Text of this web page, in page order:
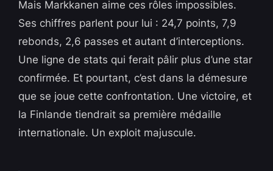
Mais Markkanen aime ces rôles impossibles.
Ses chiffres parlent pour lui : 24,7 points, 7,9
rebonds, 2,6 passes et autant d’interceptions.
Une ligne de stats qui ferait pâlir plus d’une star
confirmée. Et pourtant, c’est dans la démesure
que se joue cette confrontation. Une victoire, et
la Finlande tiendrait sa première médaille
internationale. Un exploit majuscule.